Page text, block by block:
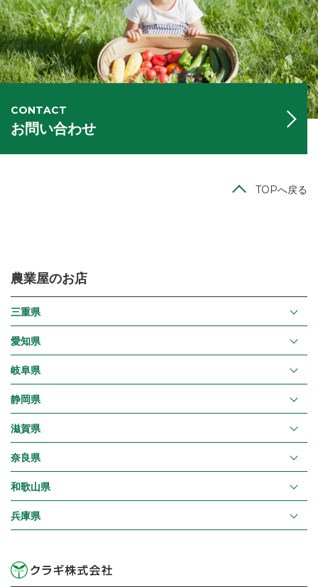
CONTACT
お問い合わせ
TOPへ戻る
農業屋のお店
三重県
愛知県
岐阜県
静岡県
滋賀県
奈良県
和歌山県
兵庫県